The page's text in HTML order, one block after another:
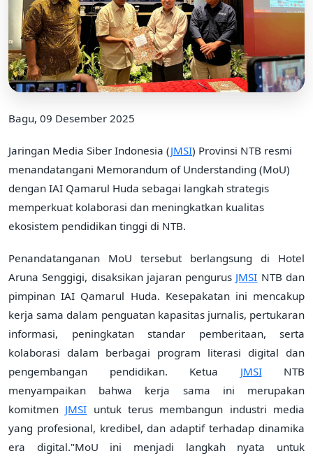
Bagu, 09 Desember 2025
Jaringan Media Siber Indonesia (JMSI) Provinsi NTB resmi
menandatangani Memorandum of Understanding (MoU)
dengan IAI Qamarul Huda sebagai langkah strategis
memperkuat kolaborasi dan meningkatkan kualitas
ekosistem pendidikan tinggi di NTB.
Penandatanganan MoU tersebut berlangsung di Hotel
Aruna Senggigi, disaksikan jajaran pengurus JMSI NTB dan
pimpinan IAI Qamarul Huda. Kesepakatan ini mencakup
kerja sama dalam penguatan kapasitas jurnalis, pertukaran
informasi, peningkatan standar pemberitaan, serta
kolaborasi dalam berbagai program literasi digital dan
pengembangan pendidikan. Ketua JMSINTB
menyampaikan bahwa kerja sama ini merupakan
komitmen JMSI untuk terus membangun industri media
yang profesional, kredibel, dan adaptif terhadap dinamika
era digital."MoU ini menjadi langkah nyata untuk